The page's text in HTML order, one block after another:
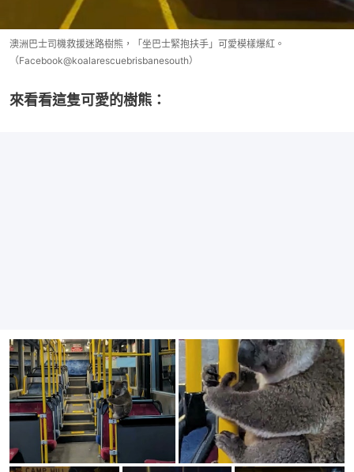
澳洲巴士司機救援迷路樹熊，「坐巴士緊抱扶手」可愛模樣爆紅。
（Facebook@koalarescuebrisbanesouth）
來看看這隻可愛的樹熊：